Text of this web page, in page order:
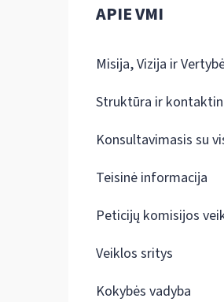
APIE VMI
Misija, Vizija ir
Struktūra ir
Konsultavimasis su
Teisinė informacija
Peticijų komisijos
Veiklos sritys
Kokybės vadyba